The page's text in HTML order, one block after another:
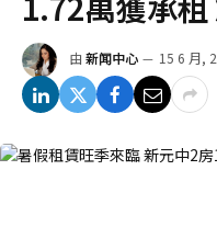
由 新闻中心 15 6 月,